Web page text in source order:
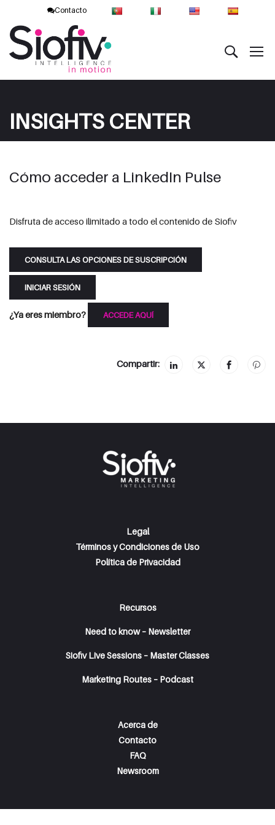
Contacto
INSIGHTS CENTER
Cómo acceder a LinkedIn Pulse
Disfruta de acceso ilimitado a todo el contenido de Siofiv
CONSULTA LAS OPCIONES DE SUSCRIPCIÓN
INICIAR SESIÓN
¿Ya eres miembro? ACCEDE AQUÍ
Compartir:
Legal
Términos y Condiciones de Uso
Política de Privacidad
Recursos
Need to know – Newsletter
Siofiv Live Sessions – Master Classes
Marketing Routes – Podcast
Acerca de
Contacto
FAQ
Newsroom